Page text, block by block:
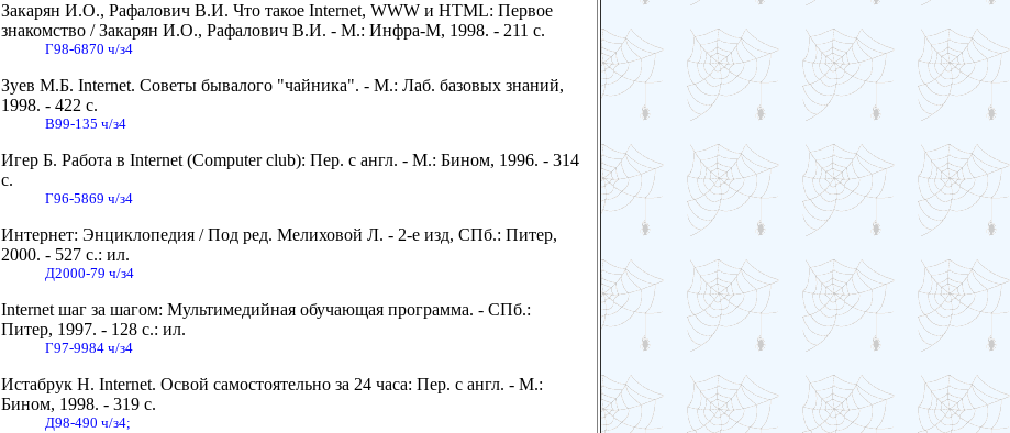
Закарян И.О., Рафалович В.И. Что такое Internet, WWW и HTML: Первое
знакомство / Закарян И.О., Рафалович В.И. - М.: Инфра-М, 1998. - 211 с.
Г98-6870 ч/з4
Зуев М.Б. Internet. Советы бывалого "чайника". - М.: Лаб. базовых знаний,
1998. - 422 с.
В99-135 ч/з4
Игер Б. Работа в Internet (Computer club): Пер. с англ. - М.: Бином, 1996. - 314
с.
Г96-5869 ч/з4
Интернет: Энциклопедия / Под ред. Мелиховой Л. - 2-е изд, СПб.: Питер,
2000. - 527 с.: ил.
Д2000-79 ч/з4
Internet шаг за шагом: Мультимедийная обучающая программа. - СПб.:
Питер, 1997. - 128 с.: ил.
Г97-9984 ч/з4
Истабрук Н. Internet. Освой самостоятельно за 24 часа: Пер. с англ. - М.:
Бином, 1998. - 319 с.
Д98-490 ч/з4;